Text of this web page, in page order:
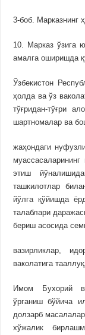
3-боб. Марказнинг
10. Марказ ўзига
амалга оширишда
Ўзбекистон
ҳолда ва ўз
тўғридан-тўғри
шартномалар ва
жаҳондаги
этиш
ташкилотлар
йўлга қўйишда
талаблари
бериш асосида
вазирликлар,
ваколатига
Имом Бухорий
ўрганиш бўйича
долзарб
хўжалик